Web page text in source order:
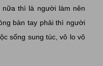
thì là người làm nên
bàn tay phải thì người
sống sung túc, vô lo vô